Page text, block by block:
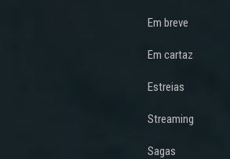
Em breve
Em cartaz
Estreias
Streaming
Sagas